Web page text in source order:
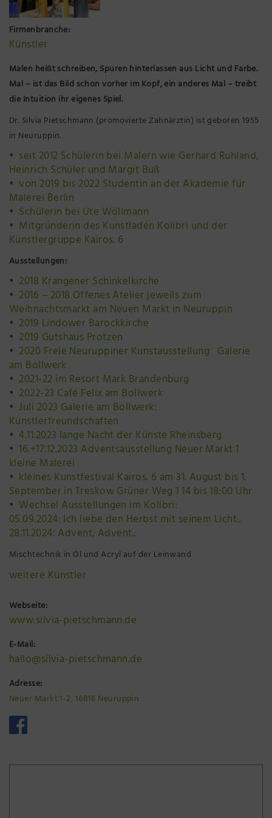
Präsenzstelle Prignitz Standort Neuruppin
Museum Neuruppin
Brandenburg-Preußen Museum Wustrau
Wegemuseum Wusterhausen/Dosse
Firmenbranche:
Künstler
Malen heißt schreiben, Spuren hinterlassen aus Licht und Farbe.
Mal – ist das Bild schon vorher im Kopf, ein anderes Mal – treibt
die Intuition ihr eigenes Spiel.
Dr. Silvia Pietschmann (promovierte Zahnärztin) ist geboren 1955
in Neuruppin.
seit 2012 Schülerin bei Malern wie Gerhard Ruhland,
Heinrich Schüler und Margit Buß
von 2019 bis 2022 Studentin an der Akademie für
Malerei Berlin
Schülerin bei Ute Wöllmann
Mitgründerin des Kunstladen Kolibri und der
Künstlergruppe Kairos. 6
Ausstellungen:
2018 Krangener Schinkelkirche
2016 – 2018 Offenes Atelier jeweils zum
Weihnachtsmarkt am Neuen Markt in Neuruppin
2019 Lindower Barockkirche
2019 Gutshaus Protzen
2020 Freie Neuruppiner Kunstausstellung Galerie
am Bollwerk
2021-22 im Resort Mark Brandenburg
2022-23 Café Felix am Bollwerk
Juli 2023 Galerie am Bollwerk:
Künstlerfreundschaften
4.11.2023 lange Nacht der Künste Rheinsberg
16.+17.12.2023 Adventsausstellung Neuer Markt 1
kleine Malerei
kleines Kunstfestival Kairos. 6 am 31. August bis 1.
September in Treskow Grüner Weg 1 14 bis 18:00 Uhr
Wechsel Ausstellungen im Kolibri:
05.09.2024: Ich liebe den Herbst mit seinem Licht..
28.11.2024: Advent, Advent..
Mischtechnik in Öl und Acryl auf der Leinwand
weitere Künstler
Webseite:
www.silvia-pietschmann.de
E-Mail:
hallo@silvia-pietschmann.de
Adresse:
Neuer Markt 1-2, 16816 Neuruppin